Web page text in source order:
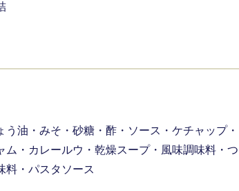
油・みそ・砂糖・酢・ソース・ケチャップ・
ム・カレールウ・乾燥スープ・風味調味料・つ
料・パスタソース